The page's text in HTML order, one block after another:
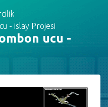
- islay Projesi
ucu -